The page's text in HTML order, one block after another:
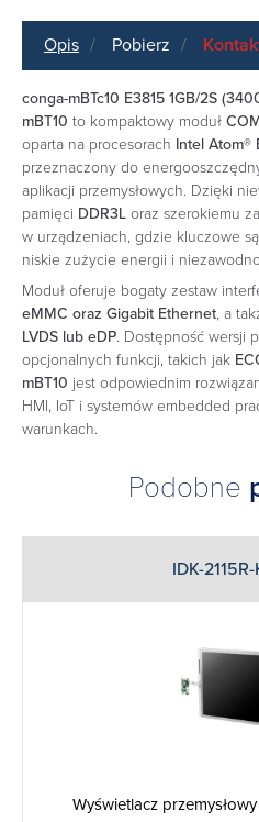
Opis Pobierz
conga-mBTc10 E3815 1GB/2S
mBT10 to kompaktowy moduł
oparta na procesorach Intel Atom®
przeznaczony do
aplikacji przemysłowych. Dzięki
pamięci DDR3L oraz szerokiemu
w urządzeniach, gdzie kluczowe
niskie zużycie energii i
Moduł oferuje bogaty zestaw
eMMC oraz Gigabit Ethernet, a
LVDS lub eDP. Dostępność wersji
opcjonalnych funkcji, takich jak
mBT10 jest odpowiednim
HMI, IoT i systemów embedded
warunkach.
Podobne
IDK-
Wyświetlacz